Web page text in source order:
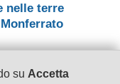
su Accetta
nelle terre